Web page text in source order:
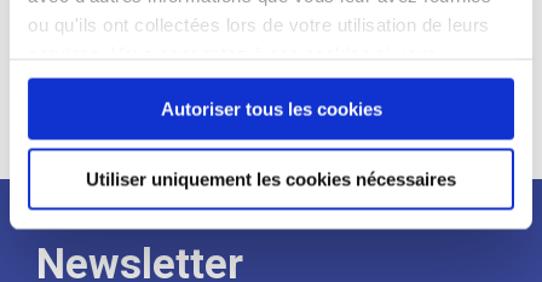
ou qu'ils ont collectées lors de votre utilisation de leurs
continuez à utiliser notre site Web.
Autoriser tous les cookies
Utiliser uniquement les cookies nécessaires
de
recrutement
Newsletter